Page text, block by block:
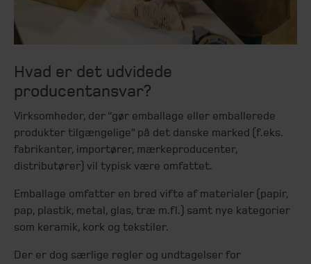
Hvad er det udvidede
producentansvar?
Virksomheder, der “gør emballage eller emballerede
produkter tilgængelige” på det danske marked (f.eks.
fabrikanter, importører, mærkeproducenter,
distributører) vil typisk være omfattet.
Emballage omfatter en bred vifte af materialer (papir,
pap, plastik, metal, glas, træ m.fl.) samt nye kategorier
som keramik, kork og tekstiler.
Der er dog særlige regler og undtagelser for